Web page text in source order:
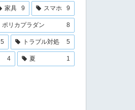
家具 9 スマホ 9
ポリカプラダン 8
5 トラブル対処 5
4 夏 1